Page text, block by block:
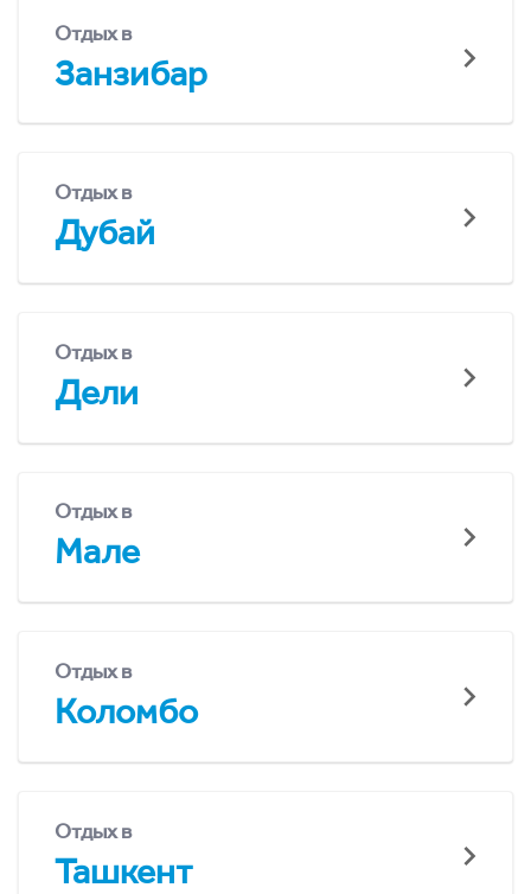
Отдых в
Занзибар
Отдых в
Дубай
Отдых в
Дели
Отдых в
Мале
Отдых в
Коломбо
Отдых в
Ташкент